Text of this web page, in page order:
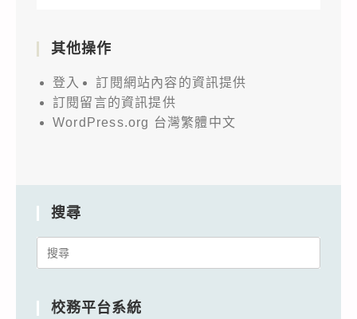
其他操作
登入
訂閱網站內容的資訊提供
訂閱留言的資訊提供
WordPress.org 台灣繁體中文
搜尋
Search
校務平台系統